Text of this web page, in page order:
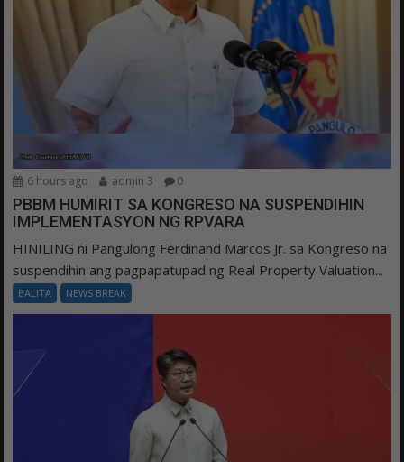
6 hours ago admin 3 0
PBBM HUMIRIT SA KONGRESO NA SUSPENDIHIN
IMPLEMENTASYON NG RPVARA
HINILING ni Pangulong Ferdinand Marcos Jr. sa Kongreso na
suspendihin ang pagpapatupad ng Real Property Valuation...
BALITA NEWS BREAK